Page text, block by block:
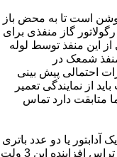
است تا به محض باز
گاز منفذی برای
این منفذ توسط لوله
شمعک در
احتمالی پیش بینی
از نمایندگی تعمیر
متابقت دارد تماس
آدابتور یا دو عدد باتری
1/5 ولت تامین می شود.برای ایجاد جرقه یک تراس افزاینده این 3 ولت